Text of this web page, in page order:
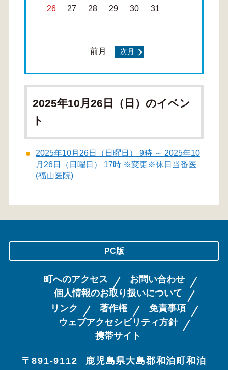
26 27 28 29 30 31
前月 次月
2025年10月26日（日）のイベン
ト
2025年10月26日（日曜日） 9時 ～ 2025年10
月26日（日曜日） 17時 ※変更※休日当番医
(福山医院)
PC版
町へのアクセス
お問い合わせ
個人情報のお取り扱いについて
リンク
著作権
免責事項
ウェブアクセシビリティ方針
携帯サイト
〒891-9112
鹿児島県大島郡和泊町和泊